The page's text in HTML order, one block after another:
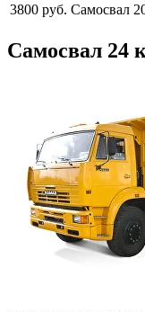
3800 руб. Самосвал
Самосвал 24